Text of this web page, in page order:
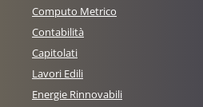
Computo Metrico
Contabilità
Capitolati
Lavori Edili
Energie Rinnovabili